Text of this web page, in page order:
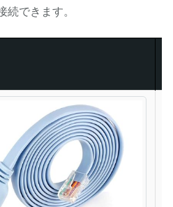
続できます。